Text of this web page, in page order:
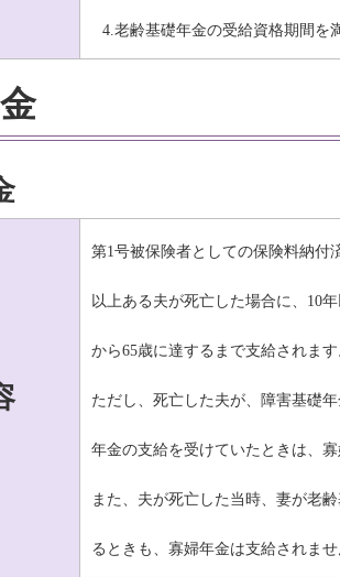
4.老齢基礎年金の受給資格期間を
第1号被保険者としての保険料納付
以上ある夫が死亡した場合に、 10
から65歳に達するまで支給されま
ただし、死亡した夫が、障害基礎
年金の支給を受けていたときは、
また、夫が死亡した当時、妻が老
るときも、寡婦年金は支給されま